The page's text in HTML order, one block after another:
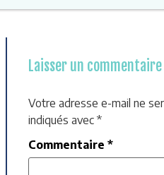
Laisser un commentaire
Votre adresse e-mail ne
indiqués avec*
Commentaire*